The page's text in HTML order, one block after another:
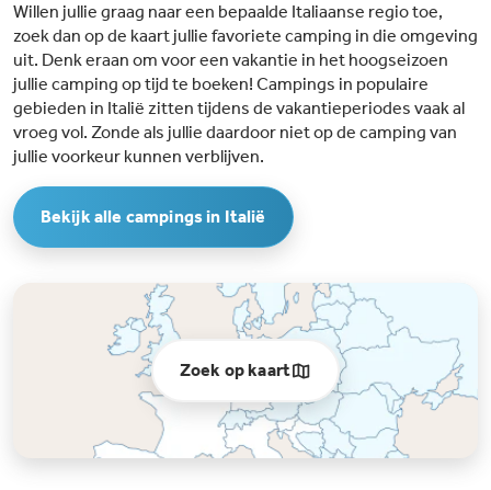
Willen jullie graag naar een bepaalde Italiaanse regio toe,
zoek dan op de kaart jullie favoriete camping in die omgeving
uit. Denk eraan om voor een vakantie in het hoogseizoen
jullie camping op tijd te boeken! Campings in populaire
gebieden in Italië zitten tijdens de vakantieperiodes vaak al
vroeg vol. Zonde als jullie daardoor niet op de camping van
jullie voorkeur kunnen verblijven.
Bekijk alle campings in Italië
Zoek op kaart